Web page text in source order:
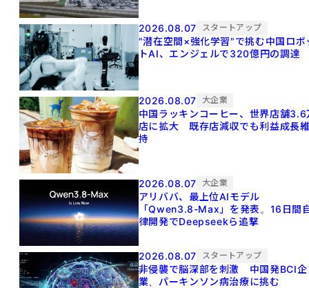
2026.08.07 スタートアップ
"潜在空間×強化学習"で挑む中国ロボ
トAI、エンジェルで320億円の調達
2026.08.07 大企業
中国ラッキンコーヒー、世界店舗3.6
店に拡大 既存店減収でも利益成長
持
2026.08.07 大企業
アリババ、最上位AIモデル
「Qwen3.8-Max」を発表。16日間
律開発でDeepseekら追撃
2026.08.07 スタートアップ
非侵襲で脳深部を刺激 中国発BCI企
業、パーキンソン病治療に挑む